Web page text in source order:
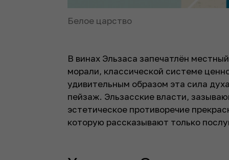
Белое царство
В винах Эльзаса запечатлён
морали, классической системе
удивительным образом эта сила
пейзаж. Эльзасские власти,
эстетическое противоречие
которую рассказывают только